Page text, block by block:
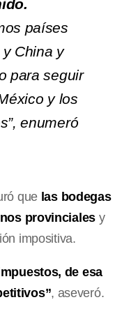
países
China y
para seguir
y los
enumeró
que las bodegas
provincialesy
impositiva.
de esa
, aseveró.